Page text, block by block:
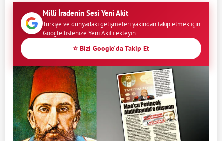
Milli İradenin Sesi Yeni Akit
Türkiye ve dünyadaki gelişmeleri yakından takip etmek için
Google listenize Yeni Akit'i ekleyin.
⭐ Bizi Google'da Takip Et